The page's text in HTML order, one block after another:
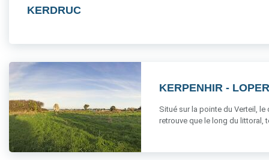
KERDRUC
KERPENHIR -
Situé sur la pointe du Verteil,
retrouve que le long du littoral,